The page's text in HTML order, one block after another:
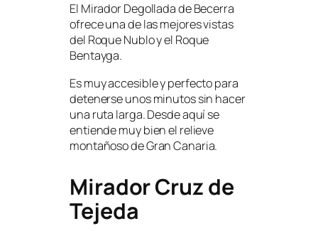
El Mirador Degollada de Becerra
ofrece una de las mejores vistas
del Roque Nublo y el Roque
Bentayga.
Es muy accesible y perfecto para
detenerse unos minutos sin hacer
una ruta larga. Desde aquí se
entiende muy bien el relieve
montañoso de Gran Canaria.
Mirador Cruz de
Tejeda